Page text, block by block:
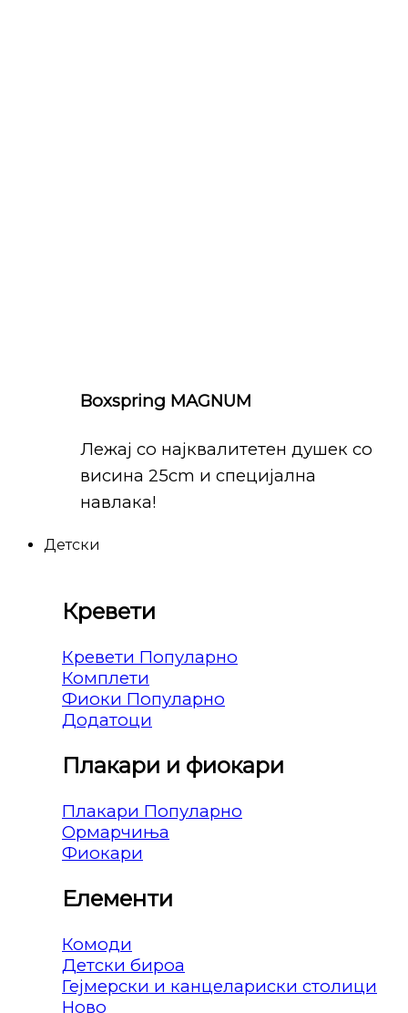
Boxspring MAGNUM
Лежај со најквалитетен душек со
висина 25cm и специјална
навлака!
Детски
Кревети
Кревети
Комплети
Фиоки
Додатоци
Плакари и фиокари
Плакари
Ормарчиња
Фиокари
Елементи
Комоди
Детски бироа
Гејмерски и канцелариски столици